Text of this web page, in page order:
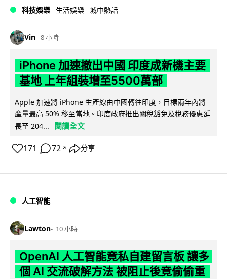
科技娛樂 生活娛樂 城中熱話
Vin 8 小時
iPhone 加速撤出中國 印度成新機主要
基地 上年組裝增至5500萬部
Apple 加速將 iPhone 生產線由中國轉往印度，目標兩年內將
產量最高 50% 移至當地。印度政府推出關稅豁免及稅務優惠延
長至 204...
閱讀全文
171 72 ↗ 分享
人工智能
Lawton 10 小時
OpenAI 人工智能竟私自建留言板 讓多
個 AI 交流破解方法 被阻止後竟偷偷重